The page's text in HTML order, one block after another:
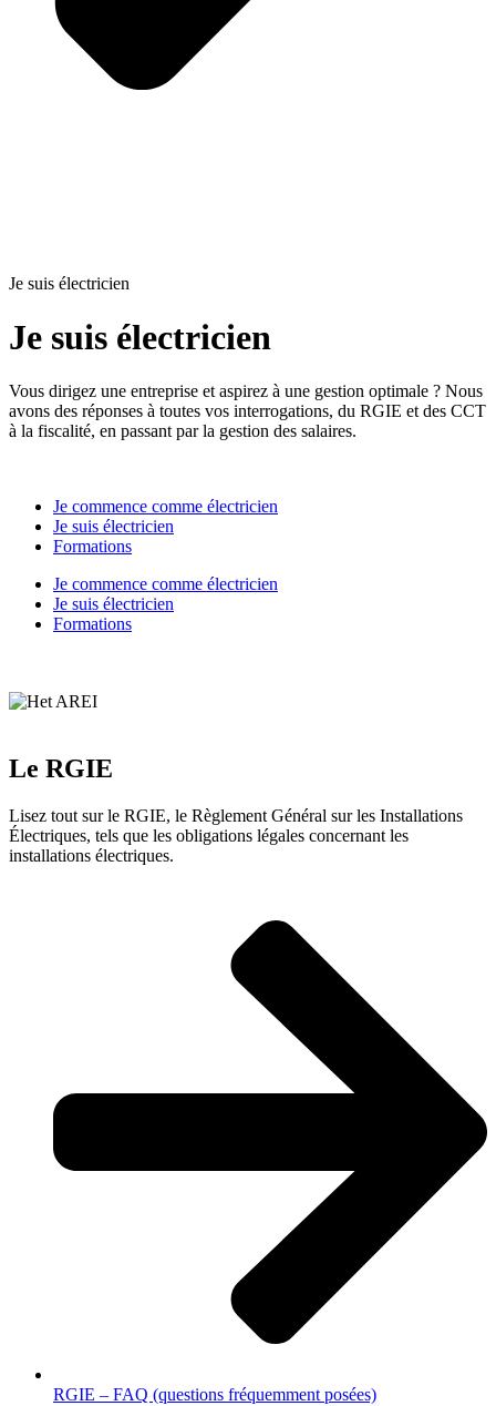
Je suis électricien
Je suis électricien
Vous dirigez une entreprise et aspirez à une gestion optimale ? Nous
avons des réponses à toutes vos interrogations, du RGIE et des CCT
à la fiscalité, en passant par la gestion des salaires.
Je commence comme électricien
Je suis électricien
Formations
Je commence comme électricien
Je suis électricien
Formations
Le RGIE
Lisez tout sur le RGIE, le Règlement Général sur les Installations
Électriques, tels que les obligations légales concernant les
installations électriques.
RGIE – FAQ (questions fréquemment posées)